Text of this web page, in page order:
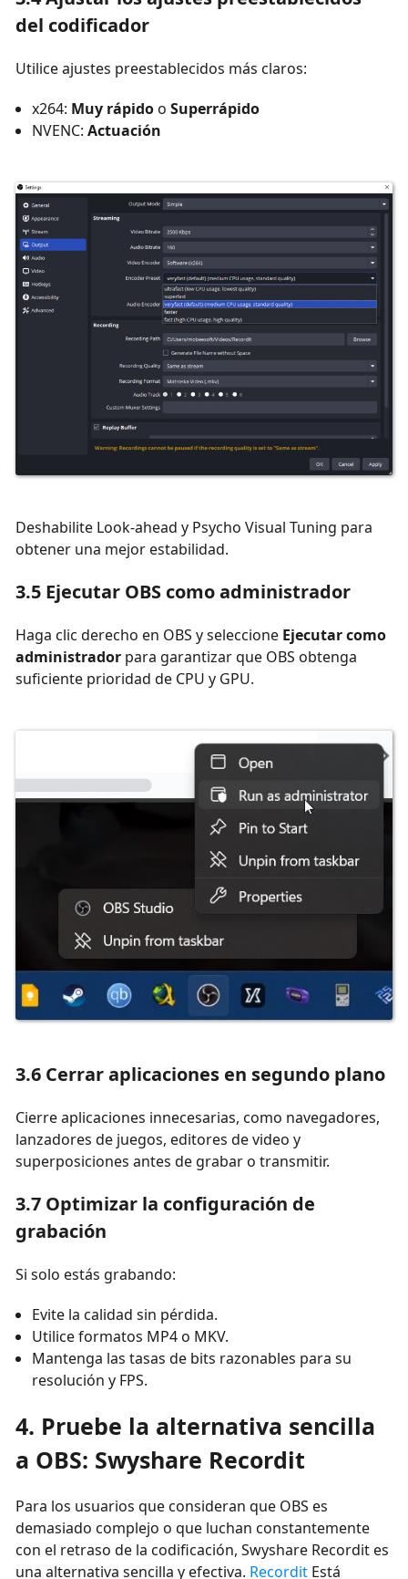
del codificador
Utilice ajustes preestablecidos más claros:
x264: Muy rápido o Superrápido
NVENC: Actuación
Deshabilite Look-ahead y Psycho Visual Tuning para
obtener una mejor estabilidad.
3.5 Ejecutar OBS como administrador
Haga clic derecho en OBS y seleccione Ejecutar como
administrador para garantizar que OBS obtenga
suficiente prioridad de CPU y GPU.
3.6 Cerrar aplicaciones en segundo plano
Cierre aplicaciones innecesarias, como navegadores,
lanzadores de juegos, editores de video y
superposiciones antes de grabar o transmitir.
3.7 Optimizar la configuración de
grabación
Si solo estás grabando:
Evite la calidad sin pérdida.
Utilice formatos MP4 o MKV.
Mantenga las tasas de bits razonables para su
resolución y FPS.
4. Pruebe la alternativa sencilla
a OBS: Swyshare Recordit
Para los usuarios que consideran que OBS es
demasiado complejo o que luchan constantemente
con el retraso de la codificación, Swyshare Recordit es
una alternativa sencilla y efectiva. Recordit Está